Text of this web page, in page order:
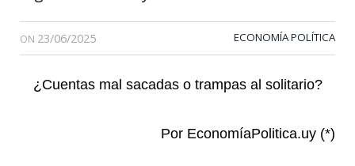
ON 23/06/2025 ECONOMÍA POLÍTICA
¿Cuentas mal sacadas o trampas al solitario?
Por EconomíaPolitica.uy (*)